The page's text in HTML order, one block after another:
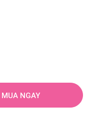
MUA NGAY